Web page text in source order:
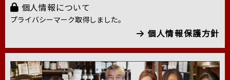
個人情報について
プライバシーマーク取得しました。
個人情報保護方針